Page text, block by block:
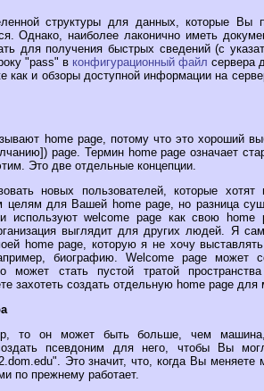
структуры для данных, которые Вы
Однако, наиболее лаконично иметь
для получения быстрых сведений (с
"pass" в конфигурационный файлсервера
как и обзоры доступной информации на
home page, потому что это хороший
page. Термин home page означает
Это две отдельные концепции.
новых пользователей, которые
для Вашей home page, но разница
используют welcome page как свою
выглядит для других людей. Я
home page, которую я не хочу
биографию. Welcome page может
может стать пустой тратой
захотеть создать отдельную home page для
то он может быть больше, чем машина,
псевдоним для него, чтобы Вы
Это значит, что, когда Вы
по прежнему работает.